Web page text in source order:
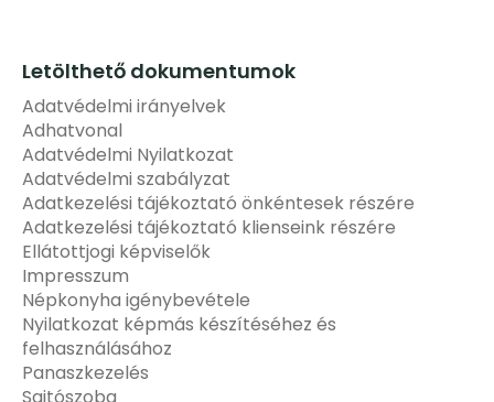
Letölthető dokumentumok
Adatvédelmi irányelvek
Adhatvonal
Adatvédelmi Nyilatkozat
Adatvédelmi szabályzat
Adatkezelési tájékoztató önkéntesek részére
Adatkezelési tájékoztató klienseink részére
Ellátottjogi képviselők
Impresszum
Népkonyha igénybevétele
Nyilatkozat képmás készítéséhez és
felhasználásához
Panaszkezelés
Sajtószoba